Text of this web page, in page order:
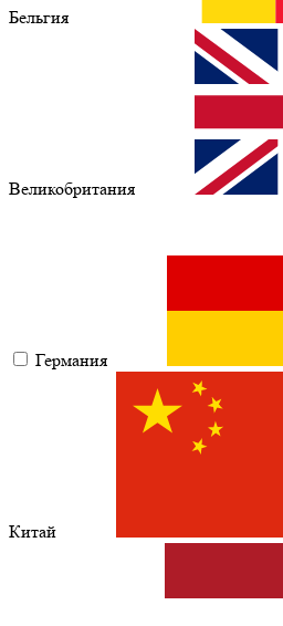
Бельгия
Великобритания
Германия
Китай